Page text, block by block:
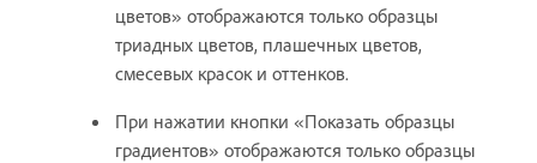
цветов» отображаются только образцы
триадных цветов, плашечных цветов,
смесевых красок и оттенков.
При нажатии кнопки «Показать образцы
градиентов» отображаются только образцы